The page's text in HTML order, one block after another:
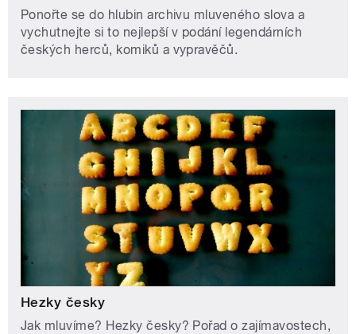
Ponořte se do hlubin archivu mluveného slova a
vychutnejte si to nejlepší v podání legendárních
českých herců, komiků a vypravěčů.
Hezky česky
Jak mluvíme? Hezky česky? Pořad o zajímavostech,